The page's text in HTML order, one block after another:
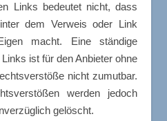
Links bedeutet nicht, dass
dem Verweis oder Link
macht. Eine ständige
ist für den Anbieter ohne
nicht zumutbar.
werden jedoch
gelöscht.